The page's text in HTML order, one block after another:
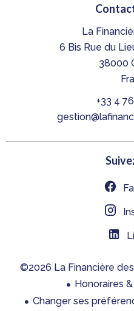
La
6 Bis Rue du
38000
+33 4
©2026 La Financière
Honoraires
Changer ses